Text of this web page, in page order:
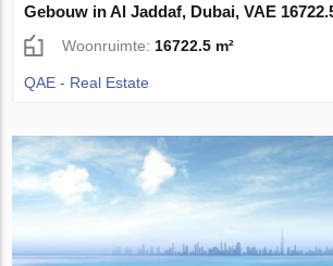
Gebouw in Al Jaddaf, Dubai, VAE
Woonruimte: 16722.5 m²
QAE - Real Estate